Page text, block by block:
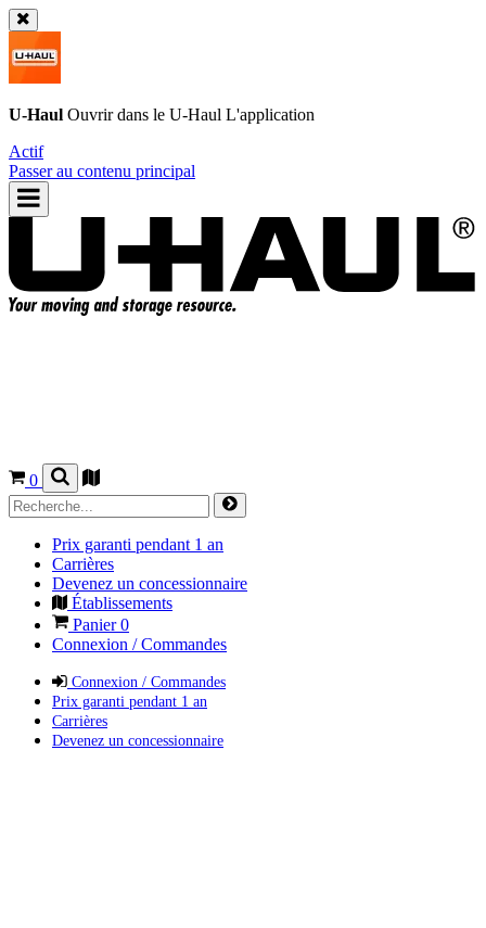
U-Haul Ouvrir dans le U-Haul L'application
Actif
Passer au contenu principal
0
Prix garanti pendant 1 an
Carrières
Devenez un concessionnaire
Établissements
Panier0
Connexion / Commandes
Connexion / Commandes
Prix garanti pendant 1 an
Carrières
Devenez un concessionnaire